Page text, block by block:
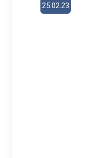
25.02.23